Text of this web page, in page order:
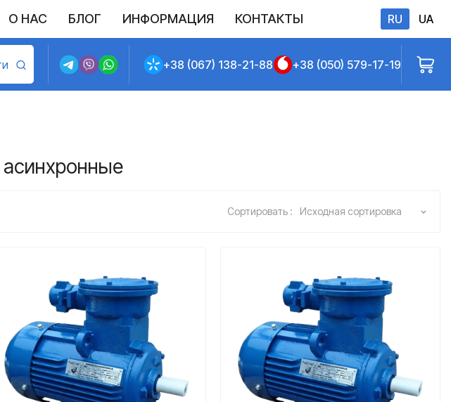
О НАС БЛОГ ИНФОРМАЦИЯ КОНТАКТЫ RU UA
+38 (067) 138-21-88 +38 (050) 579-17-19
асинхронные
Сортировать : Исходная сортировка